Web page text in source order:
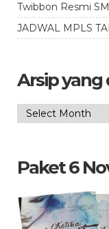
Twibbon Resmi
JADWAL MPLS
Arsip yang
Arsip
Paket 6